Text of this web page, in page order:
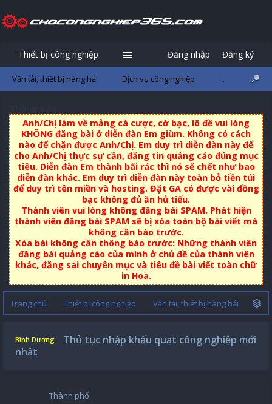
Anh/Chị làm về mảng cá cược, cờ bạc, lô đề vui lòng
KHÔNG đăng bài ở diễn đàn Em giùm. Không có cách
nào để chặn được Anh/Chị. Em duy trì diễn đàn này để
cho Anh/Chị thực sự cần, đăng tin quảng cáo đúng mục
tiêu. Diễn đàn Em thành bãi rác thì nó sẽ chết như bao
diễn đàn khác. Em duy trì diễn đàn này toàn bỏ tiền túi
để duy trì tên miền và hosting. Đặt GA có được vài đồng
bạc không đủ ăn hủ tiếu.
Thành viên vui lòng không đăng bài SPAM. Phát hiện
thành viên đăng bài SPAM sẽ bị xóa toàn bộ bài viết mà
không cần báo trước.
Xóa bài không cần thông báo trước: Những thành viên
đăng bài quảng cáo của mình ở chủ đề của thành viên
khác, đăng sai chuyên mục và tiêu đề bài viết toàn chữ
in Hoa.
Trang chủ Thiết bị công nghiệp Vận tải, thiết bị hàng hải
Bình Dương
Thủ tục nhập khẩu quạt công nghiệp mới
nhất
Thành phố:
Thiết bị công nghiệp
Vận tải, thiết bị hàng hải Dịch vụ công nghiệp ...
Đăng nhập Đăng ký